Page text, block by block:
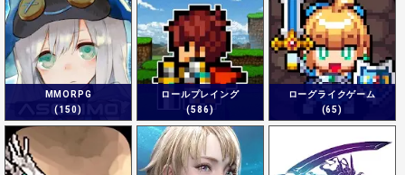
MMORPG
(150)
ロールプレイング
(586)
ローグライクゲーム
(65)